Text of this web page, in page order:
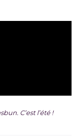
C’est l’été !